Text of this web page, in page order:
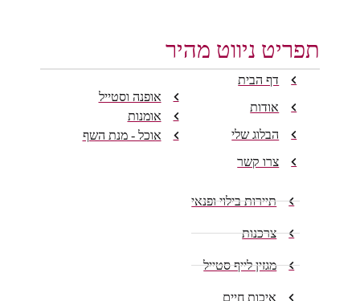
תפריט ניווט מהיר
דף הבית
אודות
הבלוג שלי
צרו קשר
אופנה וסטייל
אומנות
אוכל - מנת השף
תיירות בילוי ופנאי
צרכנות
מגזין לייף סטייל
איכות חיים